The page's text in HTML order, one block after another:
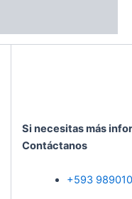
Si necesitas más
Contáctanos
+593